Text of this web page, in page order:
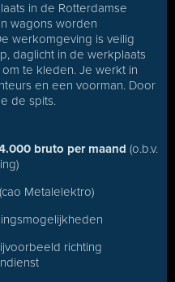
in de Rotterdamse
wagons worden
werkomgeving is veilig
daglicht in de werkplaats
te kleden. Je werkt in
en een voorman. Door
de spits.
bruto per maand (o.b.v.
Metalelektro)
richting